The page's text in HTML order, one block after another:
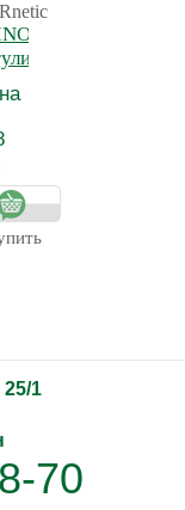
-
для
СЕЙНО
25/1
70